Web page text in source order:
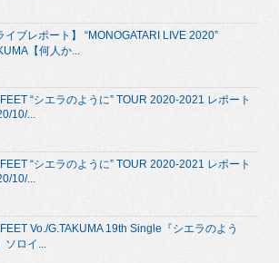
イブレポート】 “MONOGATARI LIVE 2020”
【何人か...
“シエラのように” TOUR 2020-2021 レポート
10/...
“シエラのように” TOUR 2020-2021 レポート
10/...
Vo./G.TAKUMA 19th Single『シエラのよう
ソロイ...